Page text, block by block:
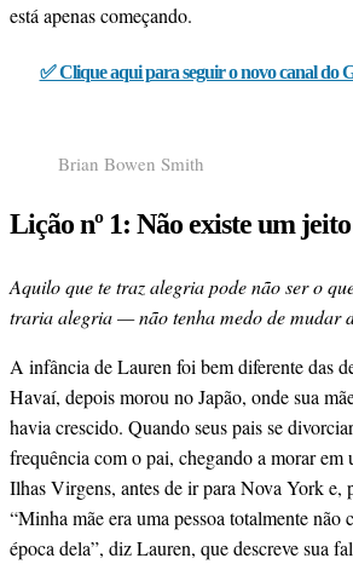
está apenas começando.
✅ Clique aqui para seguir o novo canal do
Brian Bowen Smith
Lição nº 1: Não existe um
Aquilo que te traz alegria pode não ser o
traria alegria — não tenha medo de mudar
A infância de Lauren foi bem diferente das
Havaí, depois morou no Japão, onde sua
havia crescido. Quando seus pais se
frequência com o pai, chegando a morar em
Ilhas Virgens, antes de ir para Nova York
“Minha mãe era uma pessoa totalmente não
época dela”, diz Lauren, que descreve sua